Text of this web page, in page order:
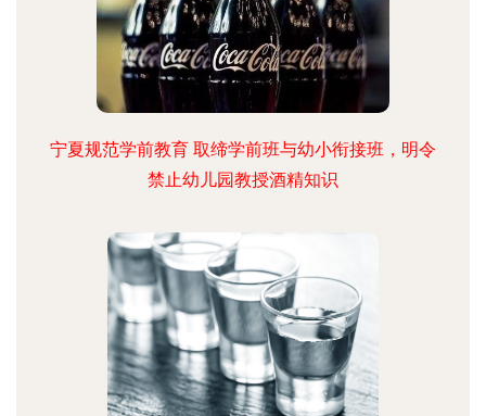
宁夏规范学前教育 取缔学前班与幼小衔接班，明令
禁止幼儿园教授酒精知识